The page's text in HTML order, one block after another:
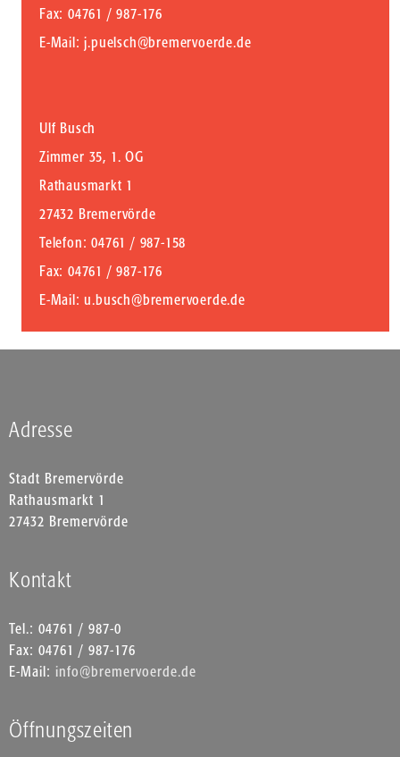
Fax: 04761 / 987-176
E-Mail:j.puelsch@bremervoerde.de
Ulf Busch
Zimmer 35, 1. OG
Rathausmarkt 1
27432 Bremervörde
Telefon: 04761 / 987-158
Fax: 04761 / 987-176
E-Mail:u.busch@bremervoerde.de
Adresse
Stadt Bremervörde
Rathausmarkt 1
27432 Bremervörde
Kontakt
Tel.: 04761 / 987-0
Fax: 04761 / 987-176
E-Mail: info@bremervoerde.de
Öffnungszeiten